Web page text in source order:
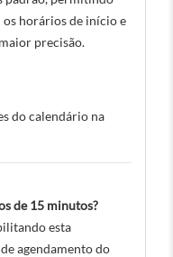
horários de início e
precisão.
do calendário na
de 15 minutos?
esta
agendamento do